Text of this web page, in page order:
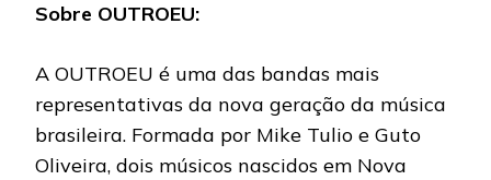
Sobre OUTROEU:
A OUTROEU é uma das bandas mais
representativas da nova geração da música
brasileira. Formada por Mike Tulio e Guto
Oliveira, dois músicos nascidos em Nova